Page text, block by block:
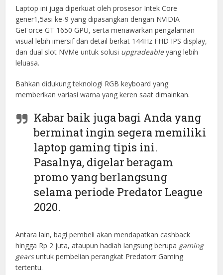
Laptop ini juga diperkuat oleh prosesor Intek Core
gener1,5asi ke-9 yang dipasangkan dengan NVIDIA
GeForce GT 1650 GPU, serta menawarkan pengalaman
visual lebih imersif dan detail berkat 144Hz FHD IPS display,
dan dual slot NVMe untuk solusi upgradeableyang lebih
leluasa.
Bahkan didukung teknologi RGB keyboard yang
memberikan variasi warna yang keren saat dimainkan.
Kabar baik juga bagi Anda yang
berminat ingin segera memiliki
laptop gaming tipis ini.
Pasalnya, digelar beragam
promo yang berlangsung
selama periode Predator League
2020.
Antara lain, bagi pembeli akan mendapatkan cashback
hingga Rp 2 juta, ataupun hadiah langsung berupa gaming
gearsuntuk pembelian perangkat Predatorr Gaming
tertentu.